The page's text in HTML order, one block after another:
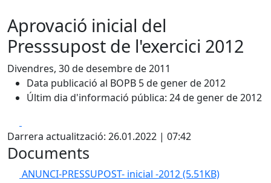
Aprovació inicial del
Presssupost de l'exercici 2012
Divendres, 30 de desembre de 2011
Data publicació al BOPB 5 de gener de 2012
Últim dia d'informació pública: 24 de gener de 2012
Darrera actualització: 26.01.2022 | 07:42
Documents
ANUNCI-PRESSUPOST- inicial -2012(5.51KB)